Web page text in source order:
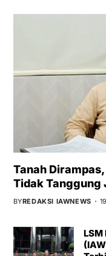
Tanah
Tidak Tanggung
BYREDAKSI IAWNEWS